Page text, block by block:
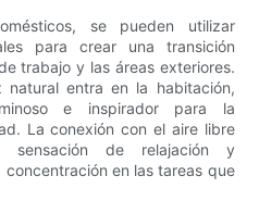
se pueden utilizar
para crear una transición
trabajo y las áreas exteriores.
entra en la habitación,
e inspirador para la
La conexión con el aire libre
sensación de relajación y
en las tareas que